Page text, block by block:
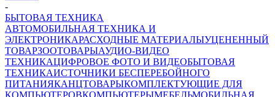
-
БЫТОВАЯ ТЕХНИКА
АВТОМОБИЛЬНАЯ ТЕХНИКА И
ЭЛЕКТРОНИКАРАСХОДНЫЕ МАТЕРИАЛЫУЦЕНЕННЫЙ
ТОВАРЗООТОВАРЫАУДИО-ВИДЕО
ТЕХНИКАЦИФРОВОЕ ФОТО И ВИДЕОБЫТОВАЯ
ТЕХНИКАИСТОЧНИКИ БЕСПЕРЕБОЙНОГО
ПИТАНИЯКАНЦТОВАРЫКОМПЛЕКТУЮЩИЕ ДЛЯ
КОМПЬЮТЕРОВКОМПЬЮТЕРЫМЕБЕЛЬМОБИЛЬНАЯ